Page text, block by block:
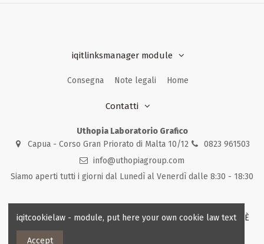
iqitlinksmanager module
Consegna Note legali Home
Contatti
Uthopia Laboratorio Grafico
Capua - Corso Gran Priorato di Malta 10/12
0823 961503
info@uthopiagroup.com
Siamo aperti tutti i giorni dal Lunedì al Venerdì dalle 8:30 - 18:30
© 2023 - Uthopia Laboratorio Grafico - Tutti i diritti riservati - È
vietata la riproduzione anche parziale dei contenuti.
iqitcookielaw - module, put here your own cookie law text
Accept